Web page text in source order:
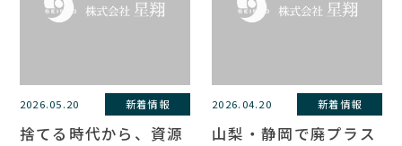
2026.05.20 新着情報
捨てる時代から、資源
2026.04.20 新着情報
山梨・静岡で廃プラス